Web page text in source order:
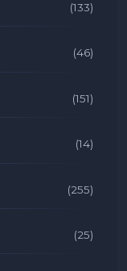
(133)
(46)
(151)
(14)
(255)
(25)